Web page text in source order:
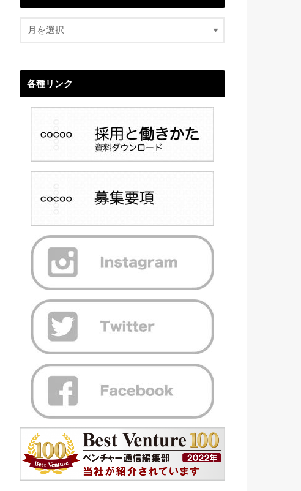
各種リンク